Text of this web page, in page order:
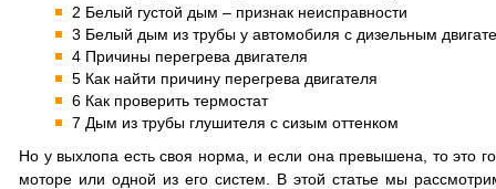
2 Белый густой дым – признак неисправности
3 Белый дым из трубы у автомобиля с дизельным
4 Причины перегрева двигателя
5 Как найти причину перегрева двигателя
6 Как проверить термостат
7 Дым из трубы глушителя с сизым оттенком
Но у выхлопа есть своя норма, и если она превышена, то это
моторе или одной из его систем. В этой статье мы